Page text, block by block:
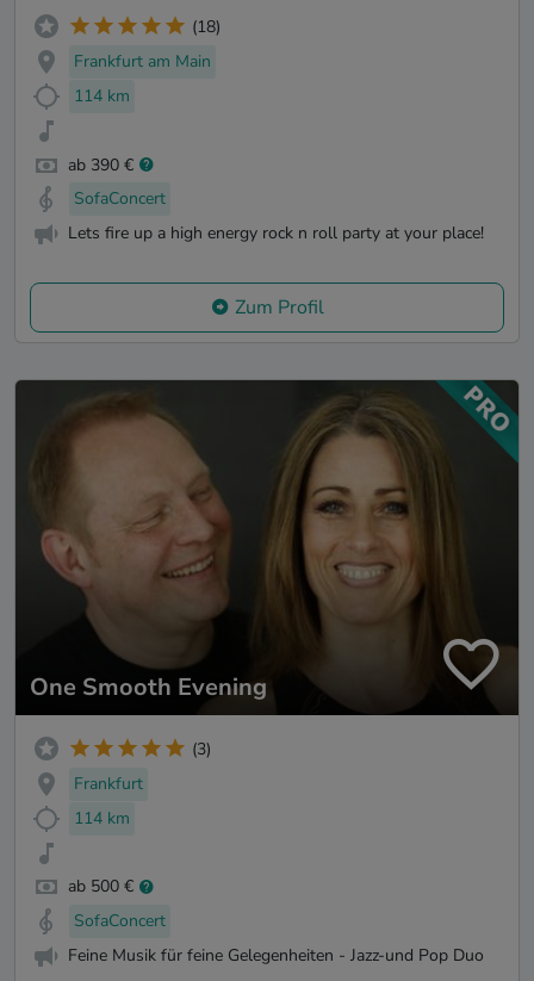
(18)
Frankfurt am Main
114 km
ab 390 €
SofaConcert
Lets fire up a high energy rock n roll party at your place!
Zum Profil
One Smooth Evening
(3)
Frankfurt
114 km
ab 500 €
SofaConcert
Feine Musik für feine Gelegenheiten - Jazz-und Pop Duo